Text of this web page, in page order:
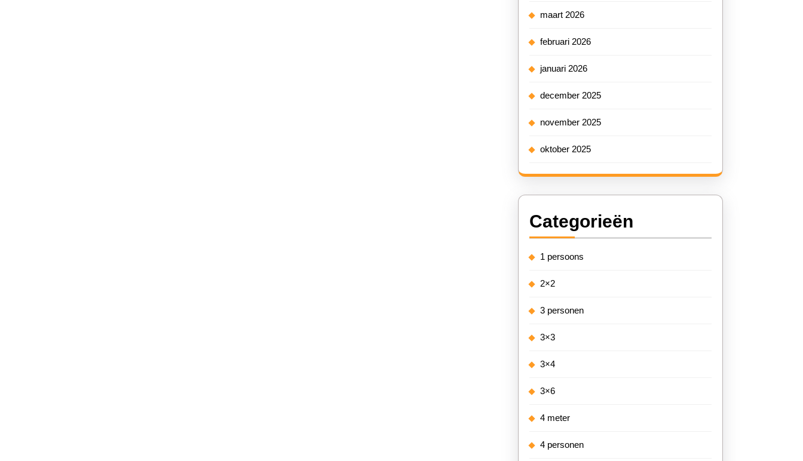
maart 2026
februari 2026
januari 2026
december 2025
november 2025
oktober 2025
Categorieën
1 persoons
2×2
3 personen
3×3
3×4
3×6
4 meter
4 personen